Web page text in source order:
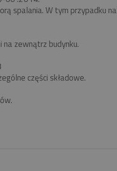
spalania. W tym przypadku
zewnątrz budynku.
części składowe.